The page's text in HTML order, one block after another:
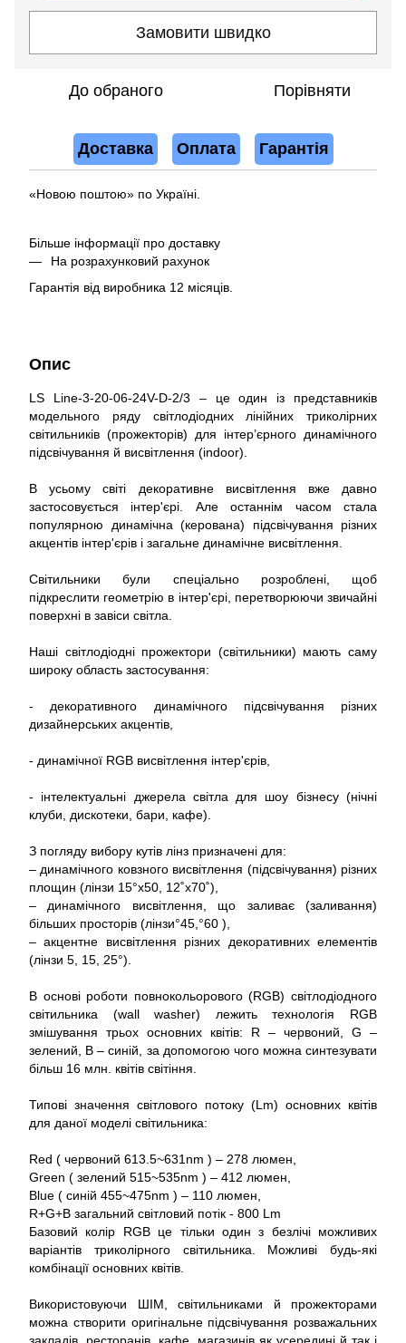
Замовити швидко
До обраного Порівняти
Доставка Оплата Гарантія
«Новою поштою» по Україні.
Більше інформації про доставку
На розрахунковий рахунок
Гарантія від виробника 12 місяців.
Опис
LS Line-3-20-06-24V-D-2/3 – це один із представників
модельного ряду світлодіодних лінійних триколірних
світильників (прожекторів) для інтер’єрного динамічного
підсвічування й висвітлення (indoor).
В усьому світі декоративне висвітлення вже давно
застосовується інтер'єрі. Але останнім часом стала
популярною динамічна (керована) підсвічування різних
акцентів інтер'єрів і загальне динамічне висвітлення.
Світильники були спеціально розроблені, щоб
підкреслити геометрію в інтер'єрі, перетворюючи звичайні
поверхні в завіси світла.
Наші світлодіодні прожектори (світильники) мають саму
широку область застосування:
- декоративного динамічного підсвічування різних
дизайнерських акцентів,
- динамічної RGB висвітлення інтер'єрів,
- інтелектуальні джерела світла для шоу бізнесу (нічні
клуби, дискотеки, бари, кафе).
З погляду вибору кутів лінз призначені для:
– динамічного ковзного висвітлення (підсвічування) різних
площин (лінзи 15°x50, 12˚x70˚),
– динамічного висвітлення, що заливає (заливання)
більших просторів (лінзи°45,°60 ),
– акцентне висвітлення різних декоративних елементів
(лінзи 5, 15, 25°).
В основі роботи повнокольорового (RGB) світлодіодного
світильника (wall washer) лежить технологія RGB
змішування трьох основних квітів: R – червоний, G –
зелений, B – синій, за допомогою чого можна синтезувати
більш 16 млн. квітів світіння.
Типові значення світлового потоку (Lm) основних квітів
для даної моделі світильника:
Red ( червоний 613.5~631nm ) – 278 люмен,
Green ( зелений 515~535nm ) – 412 люмен,
Blue ( синій 455~475nm ) – 110 люмен,
R+G+B загальний світловий потік - 800 Lm
Базовий колір RGB це тільки один з безлічі можливих
варіантів триколірного світильника. Можливі будь-які
комбінації основних квітів.
Використовуючи ШІМ, світильниками й прожекторами
можна створити оригінальне підсвічування розважальних
закладів, ресторанів, кафе, магазинів як усередині й так і